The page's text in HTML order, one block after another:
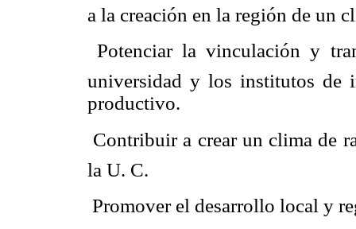
a la creación en la región de un
 Potenciar la vinculación y
universidad y los institutos de
productivo.
 Contribuir a crear un clima de
la U. C.
 Promover el desarrollo local y